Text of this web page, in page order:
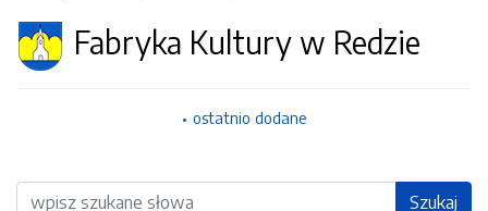
Fabryka Kultury w Redzie
ostatnio dodane
Wyszukiwarka Szukaj